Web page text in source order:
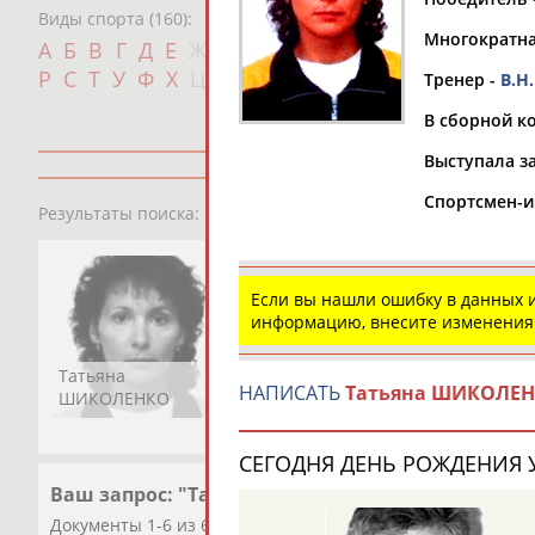
Виды спорта (160):
А Б В Г Д Е К Л М Н О
П
Р С Т У Ф Х Ш Щ Э Ю Я
Результаты поиска:
Татьяна
ШИКОЛЕНКО
Ваш запрос: "Татьяна ШИКОЛЕНКО"
Документы 1-6 из 6 найденных уникальных документов
Тренер -
В сборной
Выступала
Спортсмен-
Если вы нашли ошибку в данных
информацию, внесите изменения
НАПИСАТЬТатьяна
СЕГОДНЯ ДЕНЬ РОЖДЕНИЯ